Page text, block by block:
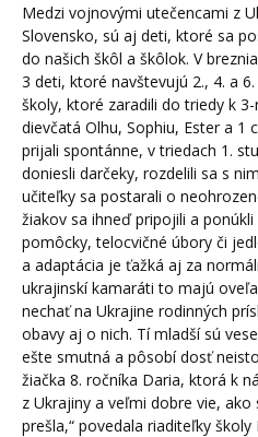
Medzi vojnovými utečencami z
Slovensko, sú aj deti, ktoré sa
do našich škôl a škôlok. V
3 deti, ktoré navštevujú 2., 4. a
školy, ktoré zaradili do triedy k
dievčatá Olhu, Sophiu, Ester a 1
prijali spontánne, v triedach 1.
doniesli darčeky, rozdelili sa s
učiteľky sa postarali o
žiakov sa ihneď pripojili a
pomôcky, telocvičné úbory či
a adaptácia je ťažká aj za
ukrajinskí kamaráti to majú
nechať na Ukrajine rodinných
obavy aj o nich. Tí mladší sú
ešte smutná a pôsobí dosť
žiačka 8. ročníka Daria, ktorá k
z Ukrajiny a veľmi dobre vie,
prešla,“ povedala riaditeľky